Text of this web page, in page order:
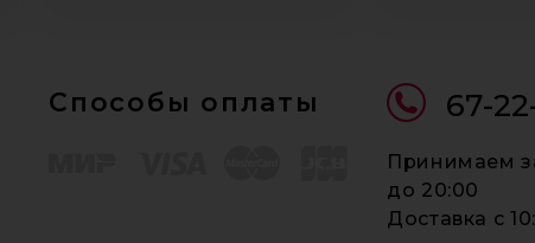
67-
Принимаем
до 20:00
Доставка c
Способы оплаты